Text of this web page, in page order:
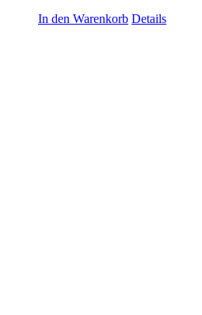
In den Warenkorb Details